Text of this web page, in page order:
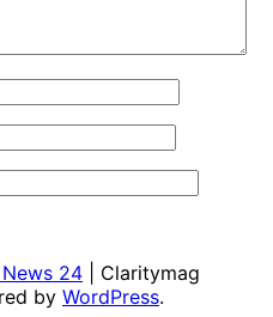
News 24 | Claritymag
by WordPress.